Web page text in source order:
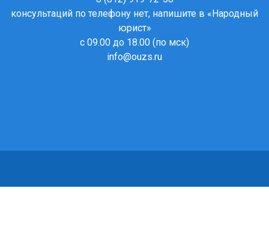
консультаций по телефону нет, напишите в «Народный
юрист»
с 09.00 до 18.00 (по мск)
info@ouzs.ru